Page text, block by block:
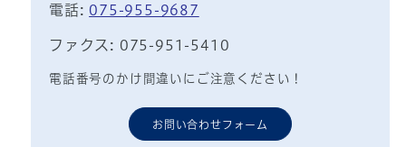
電話: 075-955-9687
ファクス: 075-951-5410
電話番号のかけ間違いにご注意ください！
お問い合わせフォーム